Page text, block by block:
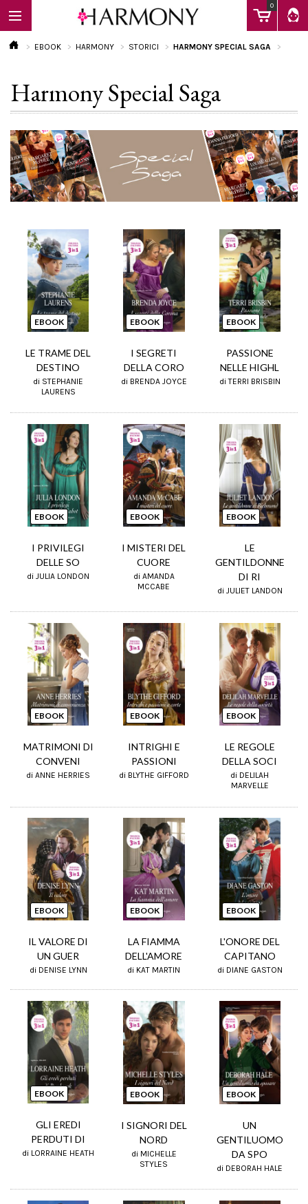
0
EBOOK
LIBRI
Calendario
EBOOK HARMONY STORICI HARMONY SPECIAL SAGA
Harmony Special Saga
EBOOK
LE TRAME DEL
DESTINO
di STEPHANIE
LAURENS
EBOOK
I SEGRETI
DELLA CORO
di BRENDA JOYCE
EBOOK
PASSIONE
NELLE HIGHL
di TERRI BRISBIN
EBOOK
I PRIVILEGI
DELLE SO
di JULIA LONDON
EBOOK
I MISTERI DEL
CUORE
di AMANDA
MCCABE
EBOOK
LE
GENTILDONNE
DI RI
di JULIET LANDON
EBOOK
MATRIMONI DI
CONVENI
di ANNE HERRIES
EBOOK
INTRIGHI E
PASSIONI
di BLYTHE GIFFORD
EBOOK
LE REGOLE
DELLA SOCI
di DELILAH
MARVELLE
EBOOK
IL VALORE DI
UN GUER
di DENISE LYNN
EBOOK
LA FIAMMA
DELL'AMORE
di KAT MARTIN
EBOOK
L'ONORE DEL
CAPITANO
di DIANE GASTON
EBOOK
GLI EREDI
PERDUTI DI
di LORRAINE HEATH
EBOOK
I SIGNORI DEL
NORD
di MICHELLE
STYLES
EBOOK
UN
GENTILUOMO
DA SPO
di DEBORAH HALE